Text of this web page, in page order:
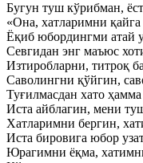
Бугун туш кўрибман,
«Она, хатларимни қайга
Ёқиб юбордингми атай
Севгидан энг маъюс
Изтиробларни, титроқ
Саволингни қўйгин,
Туғилмасдан хато
Иста айблагин, мени
Хатларимни бергин,
Иста бировига юбор
Юрагимни ёқма,